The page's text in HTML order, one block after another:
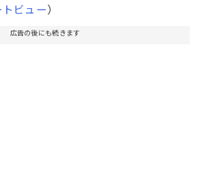
ビュー）
広告の後にも続きます